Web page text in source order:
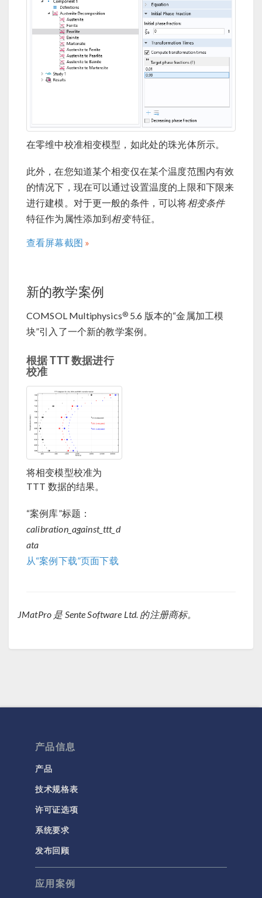
在零维中校准相变模型，如此处的珠光体所示。
此外，在您知道某个相变仅在某个温度范围内有效
的情况下，现在可以通过设置温度的上限和下限来
进行建模。对于更一般的条件，可以将相变条件
特征作为属性添加到相变特征。
查看屏幕截图
新的教学案例
COMSOL Multiphysics® 5.6 版本的“金属加工模
块”引入了一个新的教学案例。
根据 TTT 数据进行
校准
将相变模型校准为
TTT 数据的结果。
“案例库”标题：
calibration_against_ttt_d
ata
从“案例下载”页面下载
JMatPro 是 Sente Software Ltd. 的注册商标。
产品信息
产品
技术规格表
许可证选项
系统要求
发布回顾
应用案例